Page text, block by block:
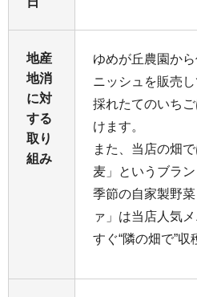
地産
地消
に対
する
取り
組み
ゆめが丘農園か
ニッシュを販売し
採れたてのいち
けます。
また、当店の畑
麦」というブラ
季節の自家製野
ァ」は当店人気
すぐ“隣の畑で”